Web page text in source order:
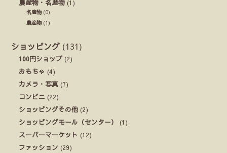
農産物・名産物 (1)
名産物(0)
農産物(1)
ショッピング (131)
100円ショップ (2)
おもちゃ (4)
カメラ・写真 (7)
コンビニ (22)
ショッピングその他 (2)
ショッピングモール（センター）
(1)
スーパーマーケット (12)
ファッション (29)